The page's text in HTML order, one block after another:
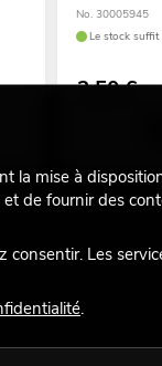
No. 30005945
Le stock
3,50€
la mise à
de fournir des
Les
.